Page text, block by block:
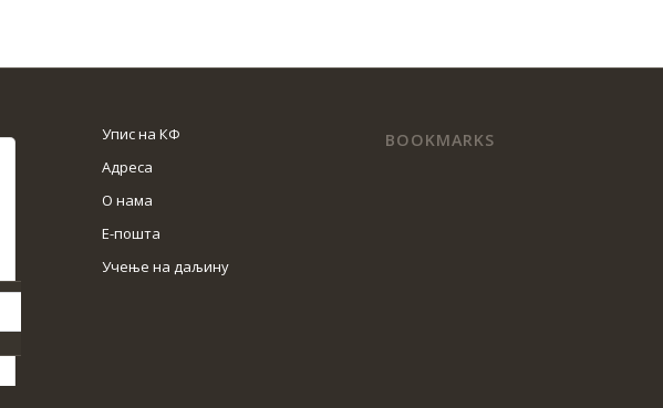
Упис на КФ
Адреса
О нама
Е-пошта
Учење на даљину
BOOKMARKS